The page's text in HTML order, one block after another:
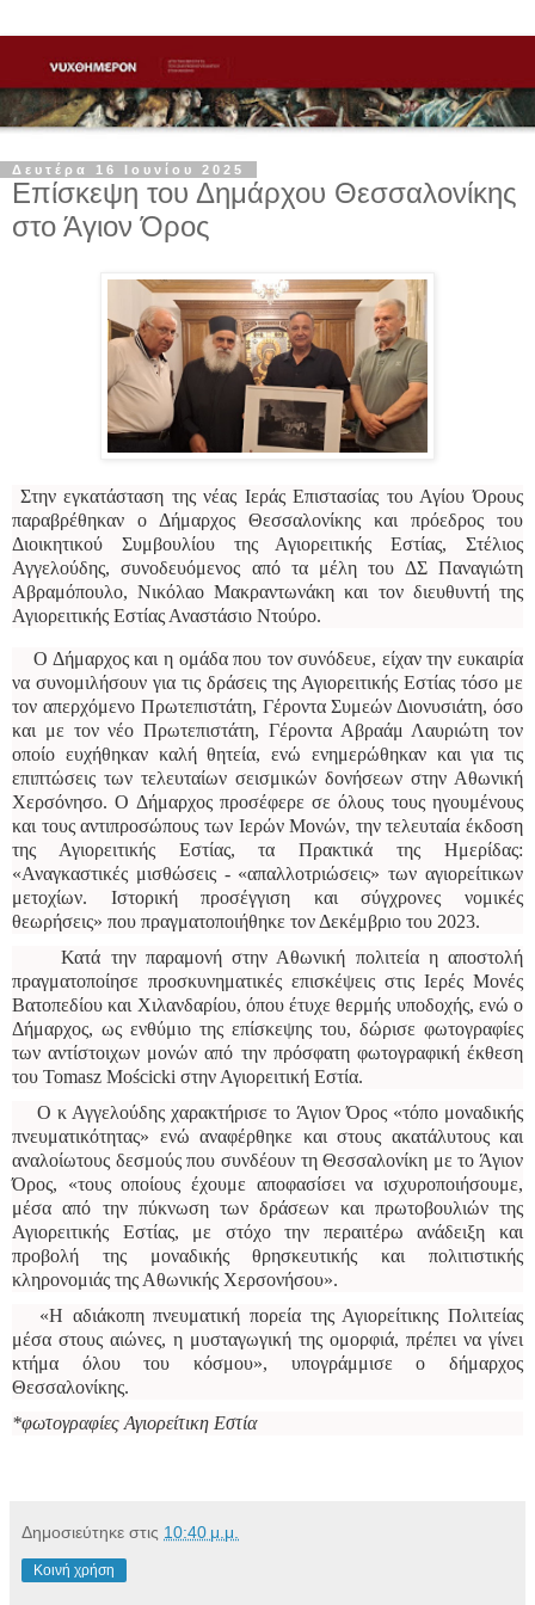
Δευτέρα 16 Ιουνίου 2025
Επίσκεψη του Δημάρχου Θεσσαλονίκης
στο Άγιον Όρος
Στην εγκατάσταση της νέας Ιεράς Επιστασίας του Αγίου Όρους
παραβρέθηκαν ο Δήμαρχος Θεσσαλονίκης και πρόεδρος του
Διοικητικού Συμβουλίου της Αγιορειτικής Εστίας, Στέλιος
Αγγελούδης, συνοδευόμενος από τα μέλη του ΔΣ Παναγιώτη
Αβραμόπουλο, Νικόλαο Μακραντωνάκη και τον διευθυντή της
Αγιορειτικής Εστίας Αναστάσιο Ντούρο.
Ο Δήμαρχος και η ομάδα που τον συνόδευε, είχαν την ευκαιρία
να συνομιλήσουν για τις δράσεις της Αγιορειτικής Εστίας τόσο με
τον απερχόμενο Πρωτεπιστάτη, Γέροντα Συμεών Διονυσιάτη, όσο
και με τον νέο Πρωτεπιστάτη, Γέροντα Αβραάμ Λαυριώτη τον
οποίο ευχήθηκαν καλή θητεία, ενώ ενημερώθηκαν και για τις
επιπτώσεις των τελευταίων σεισμικών δονήσεων στην Αθωνική
Χερσόνησο. Ο Δήμαρχος προσέφερε σε όλους τους ηγουμένους
και τους αντιπροσώπους των Ιερών Μονών, την τελευταία έκδοση
της Αγιορειτικής Εστίας, τα Πρακτικά της Ημερίδας:
«Αναγκαστικές μισθώσεις - «απαλλοτριώσεις» των αγιορείτικων
μετοχίων. Ιστορική προσέγγιση και σύγχρονες νομικές
θεωρήσεις» που πραγματοποιήθηκε τον Δεκέμβριο του 2023.
Κατά την παραμονή στην Αθωνική πολιτεία η αποστολή
πραγματοποίησε προσκυνηματικές επισκέψεις στις Ιερές Μονές
Βατοπεδίου και Χιλανδαρίου, όπου έτυχε θερμής υποδοχής, ενώ ο
Δήμαρχος, ως ενθύμιο της επίσκεψης του, δώρισε φωτογραφίες
των αντίστοιχων μονών από την πρόσφατη φωτογραφική έκθεση
του Tomasz Mościcki στην Αγιορειτική Εστία.
Ο κ Αγγελούδης χαρακτήρισε το Άγιον Όρος «τόπο μοναδικής
πνευματικότητας» ενώ αναφέρθηκε και στους ακατάλυτους και
αναλοίωτους δεσμούς που συνδέουν τη Θεσσαλονίκη με το Άγιον
Όρος, «τους οποίους έχουμε αποφασίσει να ισχυροποιήσουμε,
μέσα από την πύκνωση των δράσεων και πρωτοβουλιών της
Αγιορειτικής Εστίας, με στόχο την περαιτέρω ανάδειξη και
προβολή της μοναδικής θρησκευτικής και πολιτιστικής
κληρονομιάς της Αθωνικής Χερσονήσου».
«Η αδιάκοπη πνευματική πορεία της Αγιορείτικης Πολιτείας
μέσα στους αιώνες, η μυσταγωγική της ομορφιά, πρέπει να γίνει
κτήμα όλου του κόσμου», υπογράμμισε ο δήμαρχος
Θεσσαλονίκης.
*φωτογραφίες Αγιορείτικη Εστία
Δημοσιεύτηκε στις 10:40 μ.μ.
Κοινή χρήση